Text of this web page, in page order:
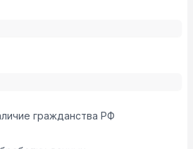
гражданства РФ